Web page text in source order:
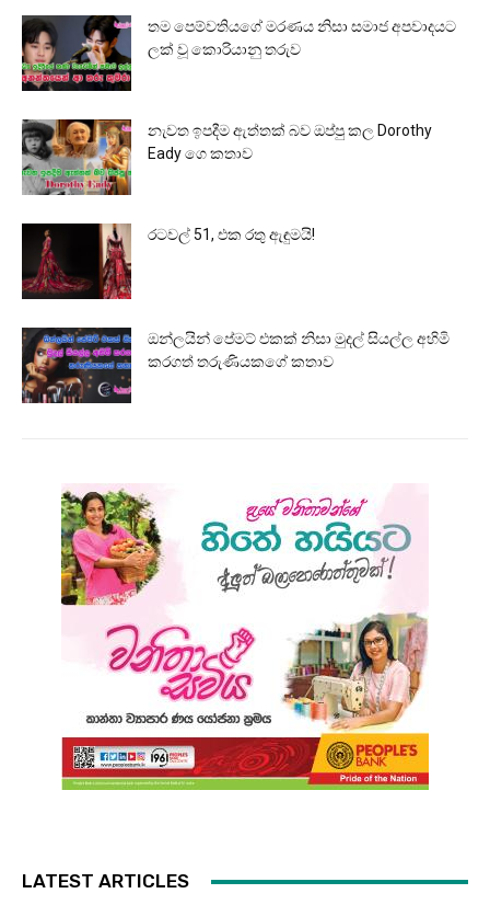
තම පෙම්වතියගේ මරණය නිසා සමාජ අපවාදයට
ලක් වූ කොරියානු තරුව
නැවත ඉපදීම ඇත්තක් බව ඔප්පු කල Dorothy
Eady ගෙ කතාව
රටවල් 51, එක රතු ඇඳුමයි!
ඔන්ලයින් පේමට් එකක් නිසා මුදල් සියල්ල අහිමි
කරගත් තරුණියකගේ කතාව
LATEST ARTICLES